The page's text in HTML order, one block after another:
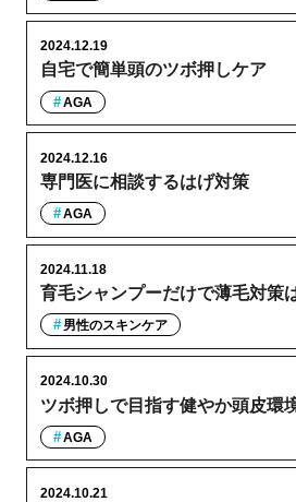
自宅で簡単頭のツボ押しケア
2024.12.19
AGA
専門医に相談するはげ対策
2024.12.16
AGA
育毛シャンプーだけで薄毛対策
2024.11.18
男性のスキンケア
ツボ押しで目指す健やか頭皮環
2024.10.30
AGA
2024.10.21